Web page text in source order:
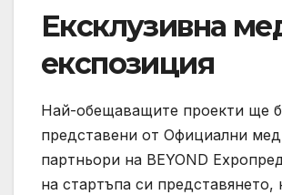
Ексклузивна
експозиция
Най-обещаващите проекти ще
представени от Официални
партньори на BEYOND
на стартъпа си представянето,